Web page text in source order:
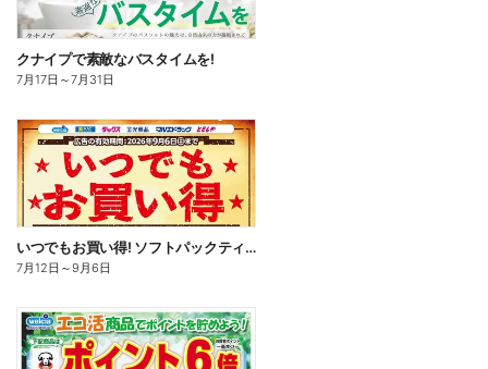
クナイプで素敵なバスタイムを!
7月17日 ～7月31日
いつでもお買い得! ソフトパックティッシュ
7月12日 ～9月6日